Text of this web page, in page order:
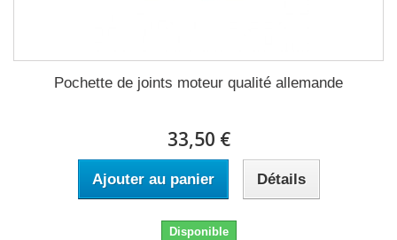
Pochette de joints moteur qualité allemande
33,50 €
Ajouter au panier Détails
Disponible